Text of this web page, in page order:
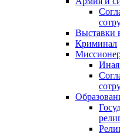
Выставки
Криминал
Иная